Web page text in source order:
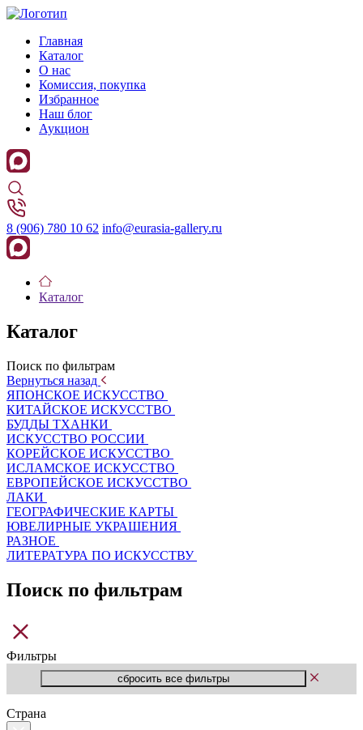
Главная
Каталог
О нас
Комиссия, покупка
Избранное
Наш блог
Аукцион
8 (906) 780 10 62 info@eurasia-gallery.ru
Каталог
Каталог
Поиск по фильтрам
Вернуться назад
ЯПОНСКОЕ ИСКУССТВО
КИТАЙСКОЕ ИСКУССТВО
БУДДЫ ТХАНКИ
ИСКУССТВО РОССИИ
КОРЕЙСКОЕ ИСКУССТВО
ИСЛАМСКОЕ ИСКУССТВО
ЕВРОПЕЙСКОЕ ИСКУССТВО
ЛАКИ
ГЕОГРАФИЧЕСКИЕ КАРТЫ
ЮВЕЛИРНЫЕ УКРАШЕНИЯ
РАЗНОЕ
ЛИТЕРАТУРА ПО ИСКУССТВУ
Поиск по фильтрам
Фильтры
Страна